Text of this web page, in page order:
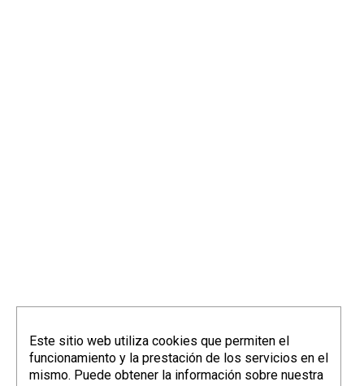
Este sitio web utiliza cookies que permiten el
funcionamiento y la prestación de los servicios en el
mismo. Puede obtener la información sobre nuestra